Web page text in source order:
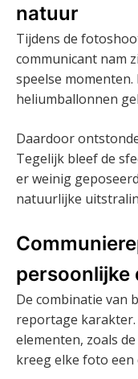
natuur
Tijdens de
communicant nam
speelse
heliumballonnen
Daardoor
Tegelijk bleef de
er weinig
natuurlijke
persoonlijke
De combinatie van
reportage
elementen, zoals
kreeg elke foto een